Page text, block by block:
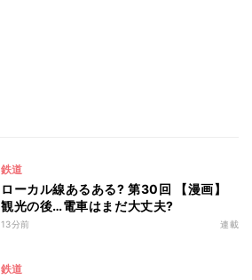
鉄道
ローカル線あるある? 第30回 【漫画】
観光の後…電車はまだ大丈夫?
13分前 連載
鉄道